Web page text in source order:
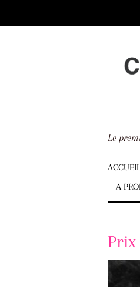
down
Le
Menu
ACCUEIL
A
Scroll
content